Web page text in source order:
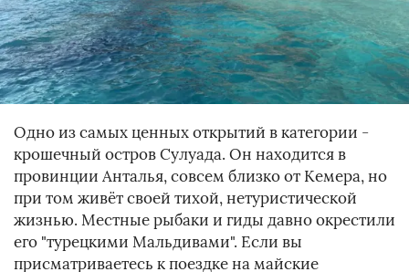
Одно из самых ценных открытий в категории -
крошечный остров Сулуада. Он находится в
провинции Анталья, совсем близко от Кемера, но
при том живёт своей тихой, нетуристической
жизнью. Местные рыбаки и гиды давно окрестили
его "турецкими Мальдивами". Если вы
присматриваетесь к поездке на майские